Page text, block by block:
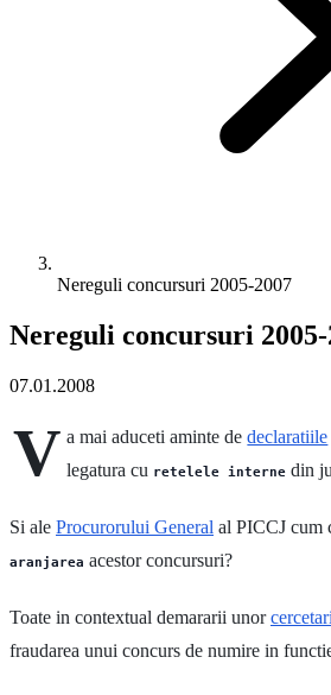
Nereguli concursuri 2005-2007
Nereguli concursuri 2005-
07.01.2008
V a mai aduceti aminte dedeclaratiile
legatura cu retelele interne din
Si ale Procurorului General al PICCJ cum
aranjarea acestor concursuri?
Toate in contextual demararii unorcercetari
fraudarea unui concurs de numire in